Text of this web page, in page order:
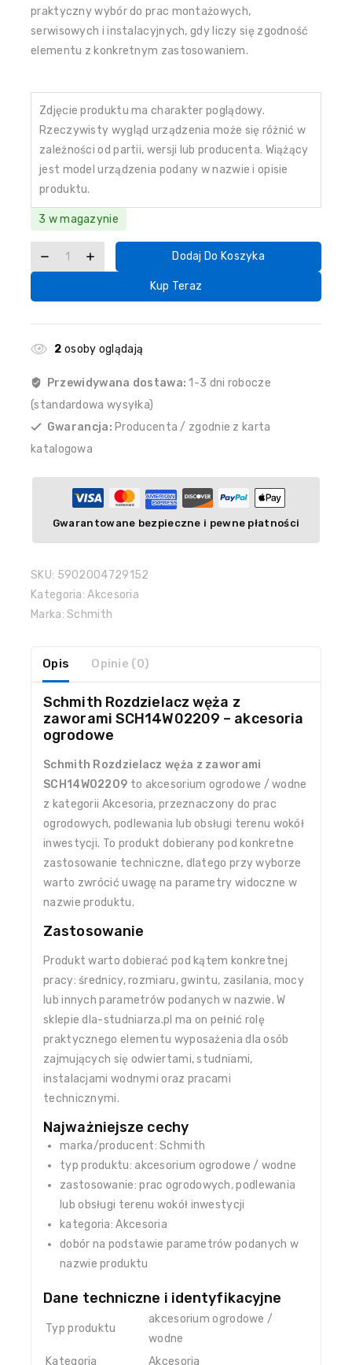
praktyczny wybór do prac montażowych,
serwisowych i instalacyjnych, gdy liczy się zgodność
elementu z konkretnym zastosowaniem.
Zdjęcie produktu ma charakter poglądowy.
Rzeczywisty wygląd urządzenia może się różnić w
zależności od partii, wersji lub producenta. Wiążący
jest model urządzenia podany w nazwie i opisie
produktu.
3 w magazynie
Dodaj Do Koszyka
Kup Teraz
2 osoby oglądają
Przewidywana dostawa: 1-3 dni robocze
(standardowa wysyłka)
Gwarancja: Producenta / zgodnie z karta
katalogowa
Gwarantowane bezpieczne i pewne płatności
SKU: 5902004729152
Kategoria:Akcesoria
Marka:Schmith
Opis Opinie (0)
Schmith Rozdzielacz węża z
zaworami SCH14W02209 – akcesoria
ogrodowe
Schmith Rozdzielacz węża z zaworami
SCH14W02209 to akcesorium ogrodowe / wodne
z kategorii Akcesoria, przeznaczony do prac
ogrodowych, podlewania lub obsługi terenu wokół
inwestycji. To produkt dobierany pod konkretne
zastosowanie techniczne, dlatego przy wyborze
warto zwrócić uwagę na parametry widoczne w
nazwie produktu.
Zastosowanie
Produkt warto dobierać pod kątem konkretnej
pracy: średnicy, rozmiaru, gwintu, zasilania, mocy
lub innych parametrów podanych w nazwie. W
sklepie dla-studniarza.pl ma on pełnić rolę
praktycznego elementu wyposażenia dla osób
zajmujących się odwiertami, studniami,
instalacjami wodnymi oraz pracami
technicznymi.
Najważniejsze cechy
marka/producent: Schmith
typ produktu: akcesorium ogrodowe / wodne
zastosowanie: prac ogrodowych, podlewania
lub obsługi terenu wokół inwestycji
kategoria: Akcesoria
dobór na podstawie parametrów podanych w
nazwie produktu
Dane techniczne i identyfikacyjne
Typ produktu
akcesorium ogrodowe /
wodne
Kategoria
Akcesoria